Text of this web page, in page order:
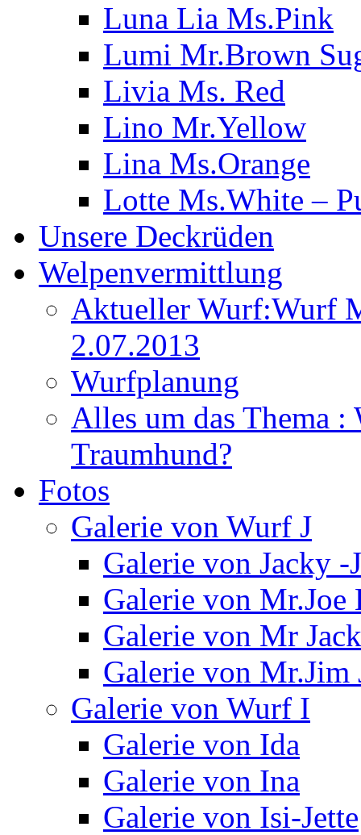
Luna Lia Ms.Pink
Lumi Mr.Brown
Livia Ms. Red
Lino Mr.Yellow
Lina Ms.Orange
Lotte Ms.White –
Unsere Deckrüden
Welpenvermittlung
Aktueller Wurf:Wurf
2.07.2013
Wurfplanung
Alles um das Thema
Traumhund?
Fotos
Galerie von Wurf J
Galerie von Jacky -
Galerie von Mr.Joe
Galerie von Mr
Galerie von Mr.Jim
Galerie von Wurf I
Galerie von Ida
Galerie von Ina
Galerie von Isi-Jette